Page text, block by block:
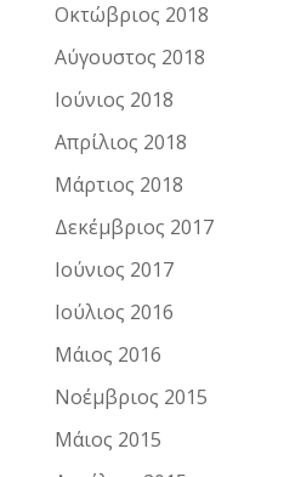
Οκτώβριος 2018
Αύγουστος 2018
Ιούνιος 2018
Απρίλιος 2018
Μάρτιος 2018
Δεκέμβριος 2017
Ιούνιος 2017
Ιούλιος 2016
Μάιος 2016
Νοέμβριος 2015
Μάιος 2015